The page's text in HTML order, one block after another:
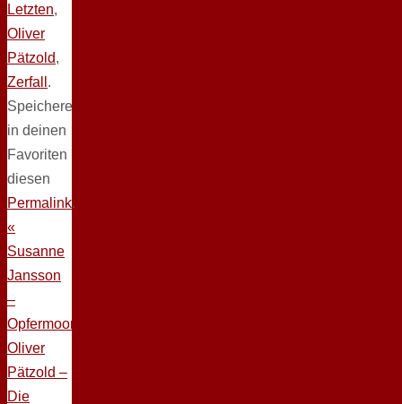
Letzten,
Oliver
Pätzold,
Zerfall .
Speichere
in deinen
Favoriten
diesen
Permalink.
«
Susanne
Jansson
–
Opfermoor
Oliver
Pätzold –
Die